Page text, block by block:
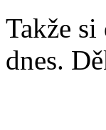
Takže
dnes.